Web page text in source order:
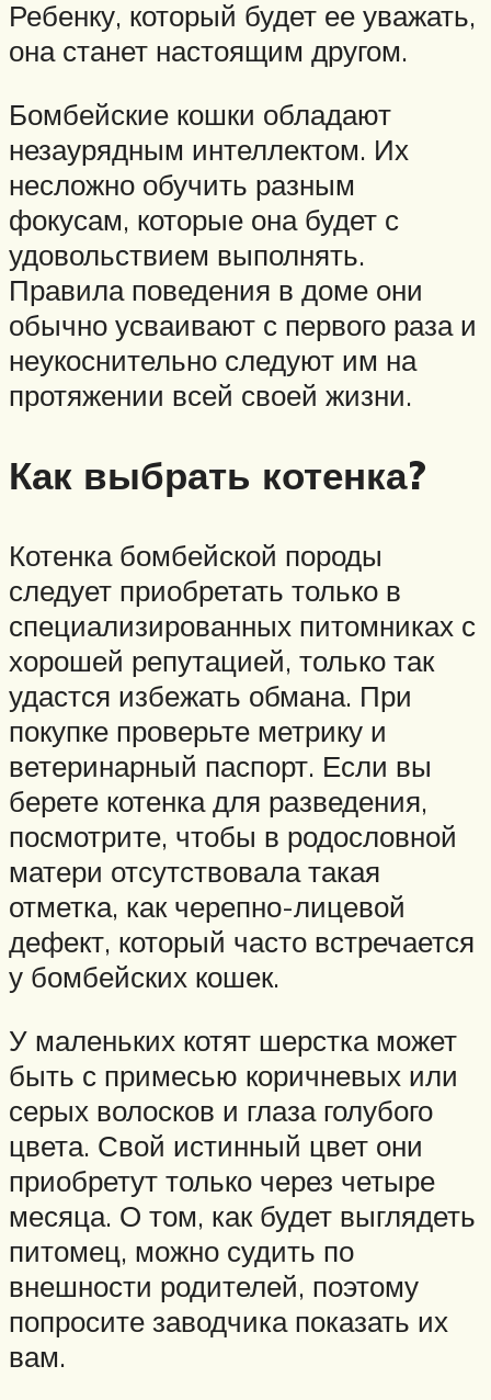
Ребенку, который будет ее уважать,
она станет настоящим другом.
Бомбейские кошки обладают
незаурядным интеллектом. Их
несложно обучить разным
фокусам, которые она будет с
удовольствием выполнять.
Правила поведения в доме они
обычно усваивают с первого раза и
неукоснительно следуют им на
протяжении всей своей жизни.
Как выбрать котенка?
Котенка бомбейской породы
следует приобретать только в
специализированных питомниках с
хорошей репутацией, только так
удастся избежать обмана. При
покупке проверьте метрику и
ветеринарный паспорт. Если вы
берете котенка для разведения,
посмотрите, чтобы в родословной
матери отсутствовала такая
отметка, как черепно-лицевой
дефект, который часто встречается
у бомбейских кошек.
У маленьких котят шерстка может
быть с примесью коричневых или
серых волосков и глаза голубого
цвета. Свой истинный цвет они
приобретут только через четыре
месяца. О том, как будет выглядеть
питомец, можно судить по
внешности родителей, поэтому
попросите заводчика показать их
вам.